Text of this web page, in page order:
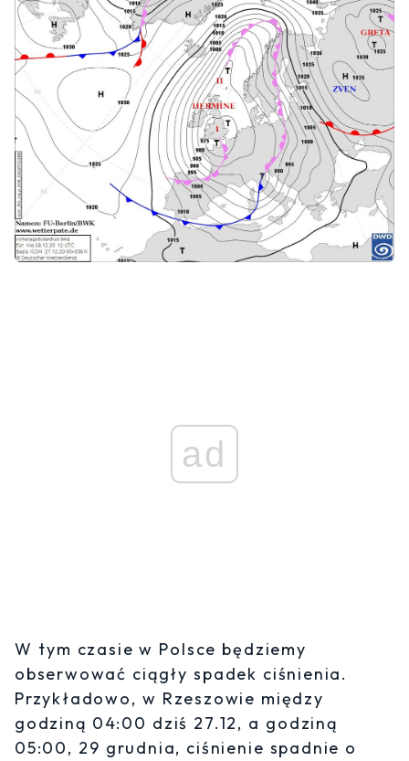
ad
W tym czasie w Polsce będziemy
obserwować ciągły spadek ciśnienia.
Przykładowo, w Rzeszowie między
godziną 04:00 dziś 27.12, a godziną
05:00, 29 grudnia, ciśnienie spadnie o